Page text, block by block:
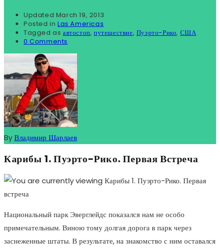
Updated March 19, 2013
Posted in Las Americas
Tagged as автостоп,путешествие, Пуэрто-Рико, США
0 Comments
ByВладимир Шарлаев
Карибы 1. Пуэрто-Рико. Первая Встреча
Национальный парк Эверглейдс показался нам не особо
примечательным. Виною тому долгая дорога в парк через
заснеженные штаты. В результате, на знакомство с ним оставался